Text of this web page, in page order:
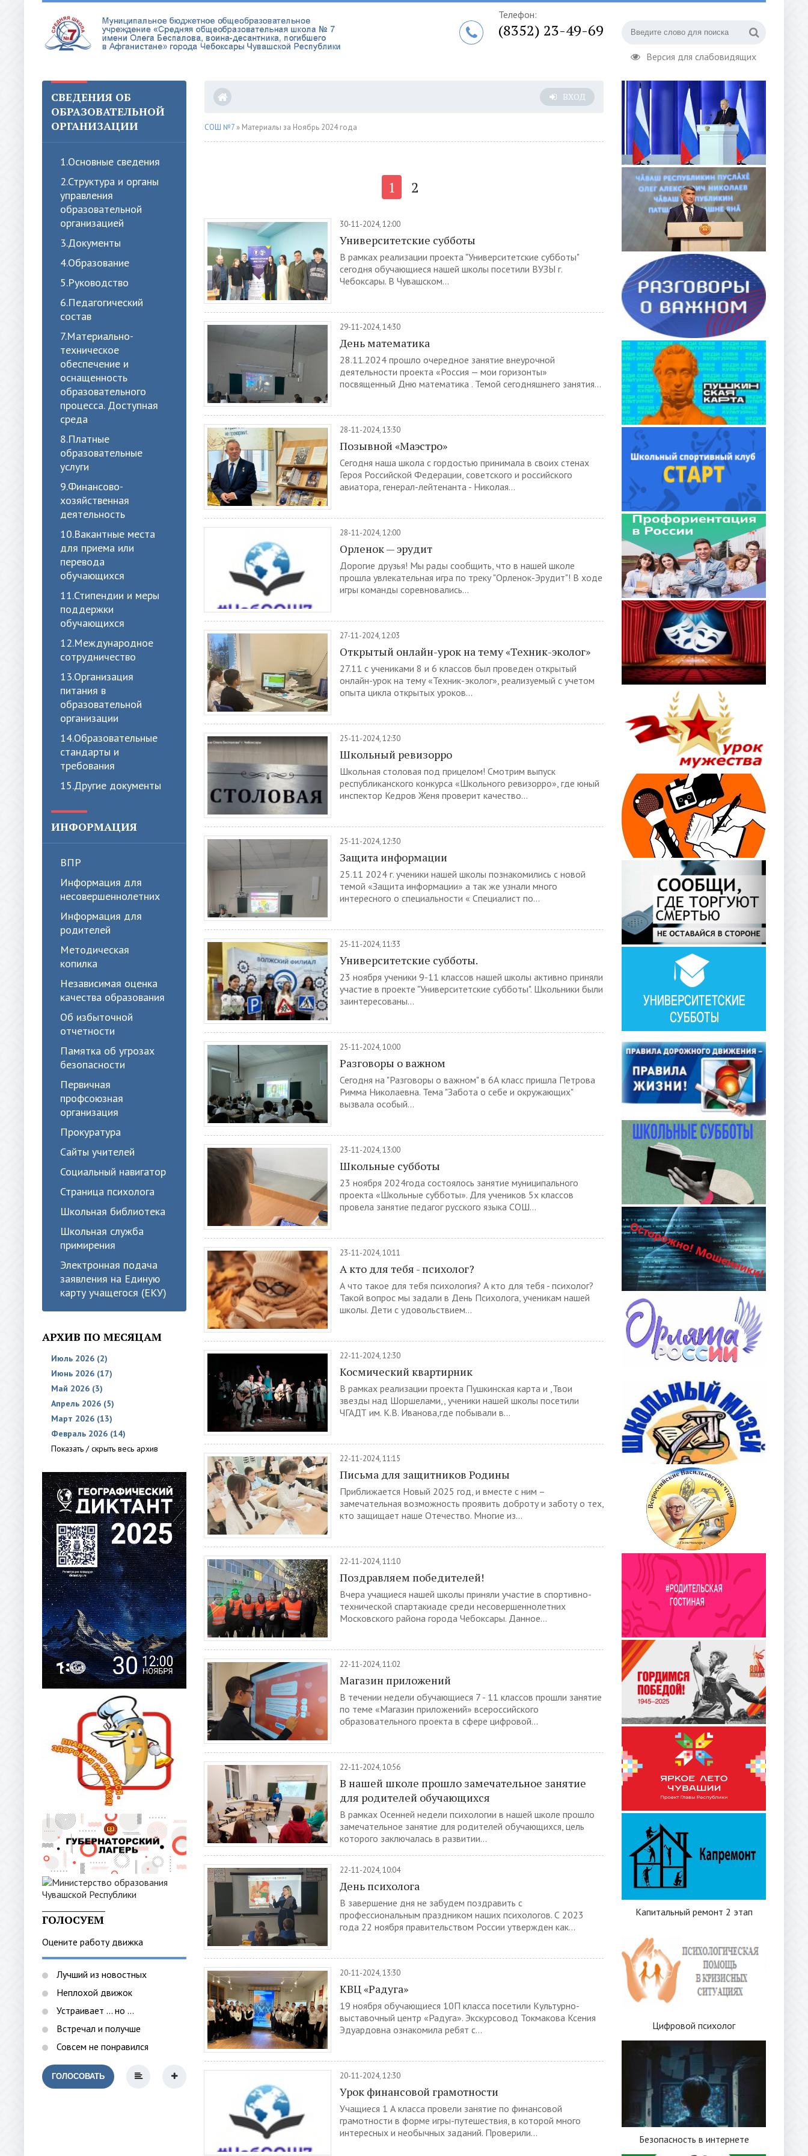
Версия для слабовидящих
Телефон:
(8352) 23-49-69
СВЕДЕНИЯ ОБ
ОБРАЗОВАТЕЛЬНОЙ
ОРГАНИЗАЦИИ
1.Oсновные сведения
2.Структура и органы
управления
образовательной
организацией
3.Документы
4.Образование
5.Руководство
6.Педагогический
состав
7.Материально-
техническое
обеспечение и
оснащенность
образовательного
процесса. Доступная
среда
8.Платные
образовательные
услуги
9.Финансово-
хозяйственная
деятельность
10.Вакантные места
для приема или
перевода
обучающихся
11.Стипендии и меры
поддержки
обучающихся
12.Международное
сотрудничество
13.Организация
питания в
образовательной
организации
14.Образовательные
стандарты и
требования
15.Другие документы
ИНФОРМАЦИЯ
ВПР
Информация для
несовершеннолетних
Информация для
родителей
Методическая
копилка
Независимая оценка
качества образования
Об избыточной
отчетности
Памятка об угрозах
безопасности
Первичная
профсоюзная
организация
Прокуратура
Сайты учителей
Социальный навигатор
Страница психолога
Школьная библиотека
Школьная служба
примирения
Электронная подача
заявления на Единую
карту учащегося (ЕКУ)
АРХИВ ПО МЕСЯЦАМ
Июль 2026 (2)
Июнь 2026 (17)
Май 2026 (3)
Апрель 2026 (5)
Март 2026 (13)
Февраль 2026 (14)
Показать / скрыть весь архив
ГОЛОСУЕМ
Оцените работу движка
Лучший из новостных
Неплохой движок
Устраивает ... но ...
Встречал и получше
Совсем не понравился
ГОЛОСОВАТЬ
ВХОД
СОШ №7 » Материалы за Ноябрь 2024 года
1 2
30-11-2024, 12:00
Университетские субботы
В рамках реализации проекта "Университетские субботы"
сегодня обучающиеся нашей школы посетили ВУЗЫ г.
Чебоксары. В Чувашском...
29-11-2024, 14:30
День математика
28.11.2024 прошло очередное занятие внеурочной
деятельности проекта «Россия — мои горизонты»
посвященный Дню математика . Темой сегодняшнего занятия...
28-11-2024, 13:30
Позывной «Маэстро»
Сегодня наша школа с гордостью принимала в своих стенах
Героя Российской Федерации, советского и российского
авиатора, генерал-лейтенанта - Николая...
28-11-2024, 12:00
Орленок — эрудит
Дорогие друзья! Мы рады сообщить, что в нашей школе
прошла увлекательная игра по треку "Орленок-Эрудит"! В ходе
игры команды соревновались...
27-11-2024, 12:03
Открытый онлайн-урок на тему «Техник-эколог»
27.11 с учениками 8 и 6 классов был проведен открытый
онлайн-урок на тему «Техник-эколог», реализуемый с учетом
опыта цикла открытых уроков...
25-11-2024, 12:30
Школьный ревизорро
Школьная столовая под прицелом! Смотрим выпуск
республиканского конкурса «Школьного ревизорро», где юный
инспектор Кедров Женя проверит качество...
25-11-2024, 12:30
Защита информации
25.11 2024 г. ученики нашей школы познакомились с новой
темой «Защита информации» а так же узнали много
интересного о специальности « Специалист по...
25-11-2024, 11:33
Университетские субботы.
23 ноября ученики 9-11 классов нашей школы активно приняли
участие в проекте "Университетские субботы". Школьники были
заинтересованы...
25-11-2024, 10:00
Разговоры о важном
Сегодня на "Разговоры о важном" в 6А класс пришла Петрова
Римма Николаевна. Тема "Забота о себе и окружающих"
вызвала особый...
23-11-2024, 13:00
Школьные субботы
23 ноября 2024года состоялось занятие муниципального
проекта «Школьные субботы». Для учеников 5х классов
провела занятие педагог русского языка СОШ...
23-11-2024, 10:11
А кто для тебя - психолог?
А что такое для тебя психология? А кто для тебя - психолог?
Такой вопрос мы задали в День Психолога, ученикам нашей
школы. Дети с удовольствием...
22-11-2024, 12:30
Космический квартирник
В рамках реализации проекта Пушкинская карта и ,Твои
звезды над Шоршелами,, ученики нашей школы посетили
ЧГАДТ им. К.В. Иванова,где побывали в...
22-11-2024, 11:15
Письма для защитников Родины
Приближается Новый 2025 год, и вместе с ним –
замечательная возможность проявить доброту и заботу о тех,
кто защищает наше Отечество. Многие из...
22-11-2024, 11:10
Поздравляем победителей!
Вчера учащиеся нашей школы приняли участие в спортивно-
технической спартакиаде среди несовершеннолетних
Московского района города Чебоксары. Данное...
22-11-2024, 11:02
Магазин приложений
В течении недели обучающиеся 7 - 11 классов прошли занятие
по теме «Магазин приложений» всероссийского
образовательного проекта в сфере цифровой...
22-11-2024, 10:56
В нашей школе прошло замечательное занятие
для родителей обучающихся
В рамках Осенней недели психологии в нашей школе прошло
замечательное занятие для родителей обучающихся, цель
которого заключалась в развитии...
22-11-2024, 10:04
День психолога
В завершение дня не забудем поздравить с
профессиональным праздником наших психологов. С 2023
года 22 ноября правительством России утвержден как...
20-11-2024, 13:30
КВЦ «Радуга»
19 ноября обучающиеся 10П класса посетили Культурно-
выставочный центр «Радуга». Экскурсовод Токмакова Ксения
Эдуардовна ознакомила ребят с...
20-11-2024, 12:30
Урок финансовой грамотности
Учащиеся 1 А класса провели занятие по финансовой
грамотности в форме игры-путешествия, в которой много
интересных и необычных заданий. Проверили...
Капитальный ремонт 2 этап
Цифровой психолог
Безопасность в интернете